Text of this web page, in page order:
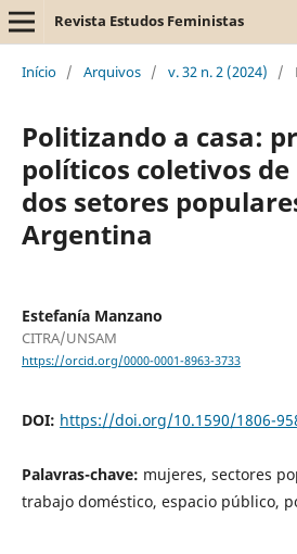
Revista Estudos Feministas
Início / Arquivos / v. 32 n. 2 (2024) /
Politizando a casa:
políticos coletivos
dos setores
Argentina
Estefanía Manzano
CITRA/UNSAM
https://orcid.org/0000-0001-8963-3733
DOI: https://doi.org/10.1590/1806-
Palavras-chave: mujeres, sectores
trabajo doméstico, espacio público,